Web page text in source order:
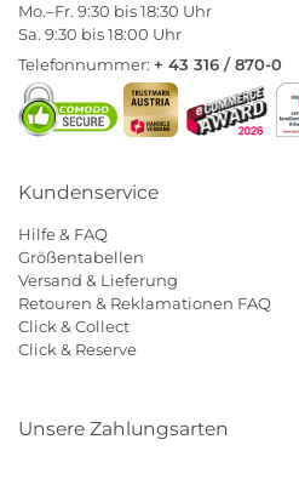
Mo.–Fr. 9:30 bis 18:30 Uhr
Sa. 9:30 bis 18:00 Uhr
Telefonnummer: + 43 316 / 870-0
Kundenservice
Hilfe & FAQ
Größentabellen
Versand & Lieferung
Retouren & Reklamationen FAQ
Click & Collect
Click & Reserve
Unsere Zahlungsarten